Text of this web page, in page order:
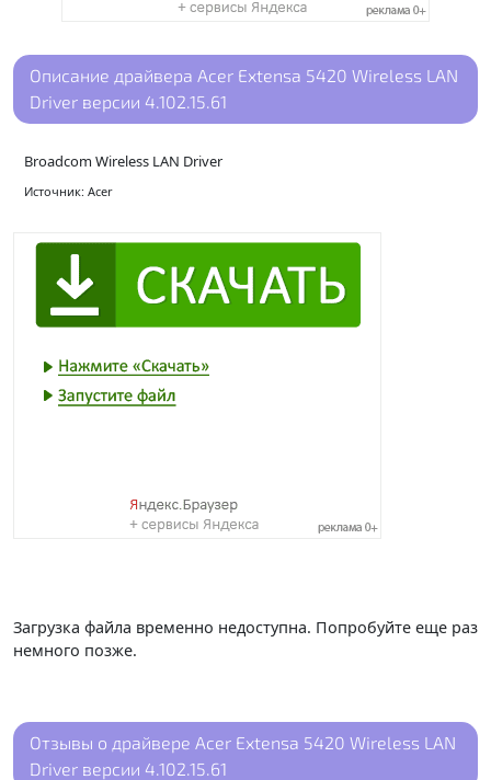
Описание драйвера Acer Extensa 5420 Wireless LAN
Driver версии 4.102.15.61
Broadcom Wireless LAN Driver
Источник: Acer
Загрузка файла временно недоступна. Попробуйте еще раз
немного позже.
Отзывы о драйвере Acer Extensa 5420 Wireless LAN
Driver версии 4.102.15.61